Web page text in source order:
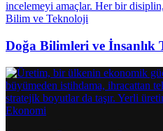
Bilim ve Teknoloji
Doğa Bilimleri ve İnsanlık
Ekonomi